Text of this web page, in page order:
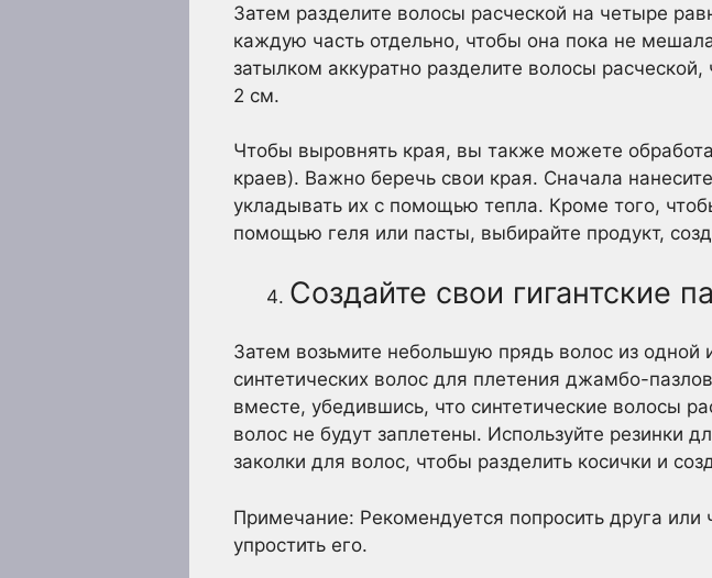
Затем разделите волосы расческой на четыре
каждую часть отдельно, чтобы она пока не
затылком аккуратно разделите волосы
2 см.
Чтобы выровнять края, вы также можете
краев). Важно беречь свои края. Сначала
укладывать их с помощью тепла. Кроме того,
помощью геля или пасты, выбирайте продукт,
Создайте свои гигантские
Затем возьмите небольшую прядь волос из одной
синтетических волос для плетения джамбо-
вместе, убедившись, что синтетические волосы
волос не будут заплетены. Используйте резинки
заколки для волос, чтобы разделить косички и
Примечание: Рекомендуется попросить друга
упростить его.